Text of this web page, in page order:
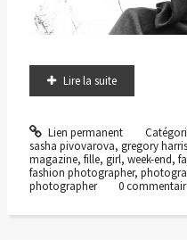
Lire la suite
Lien permanent
sasha pivovarova, gregory harris
magazine, fille, girl, week-end,
fashion photographer,
photographer
0